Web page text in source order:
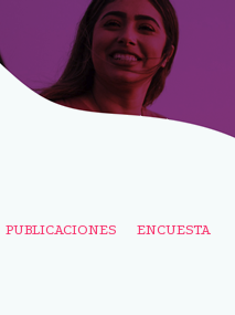
PUBLICACIONES ENCUESTA